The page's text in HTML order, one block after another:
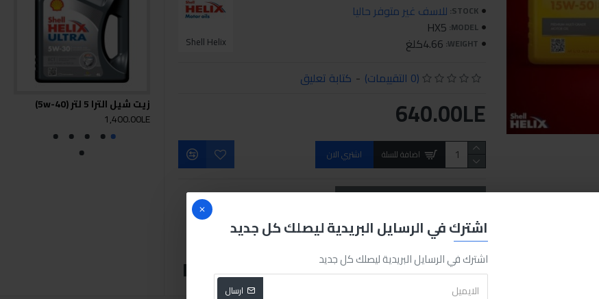
اشترك في الرسايل البريدية ليصلك كل جديد
اشترك في الرسايل البريدية ليصلك كل جديد
ارسال
STOCK: للاسف غير متوفر حاليا
MODEL:
HX5
WEIGHT: 4.66كلغ Shell Helix
(0 التقييمات) - كتابة تعليق
640.00LE
اضافة للسلة اشتري الان
Sabry Stores شيل زيت محرك 5لتر زيت
زيت شيل الترا 5 لتر (5w-40)
1,400.00LE